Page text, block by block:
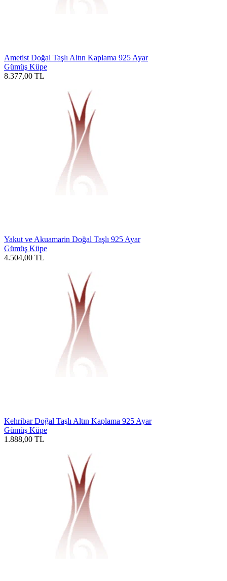
Ametist Doğal Taşlı Altın Kaplama 925 Ayar
Gümüş Küpe
8.377,00 TL
Yakut ve Akuamarin Doğal Taşlı 925 Ayar
Gümüş Küpe
4.504,00 TL
Kehribar Doğal Taşlı Altın Kaplama 925 Ayar
Gümüş Küpe
1.888,00 TL